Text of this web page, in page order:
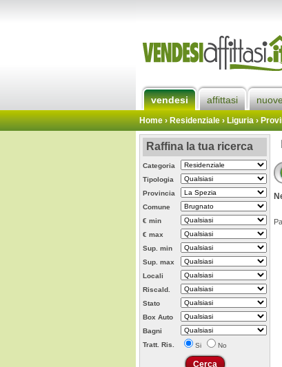
vendesi affittasi
Home› Residenziale › Liguria ›
Raffina la tua ricerca
Categoria
Tipologia
Provincia
Comune
€ min
€ max
Sup. min
Sup. max
Locali
Riscald.
Stato
Box Auto
Bagni
Tratt. Ris.
Si No